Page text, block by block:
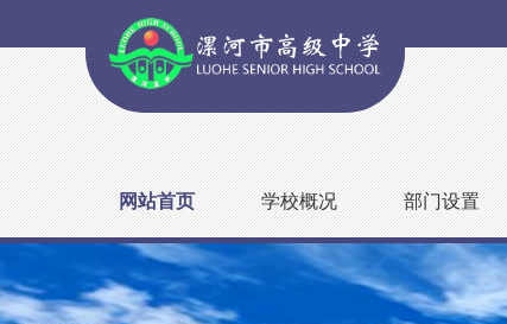
网站首页 学校概况 部门设置